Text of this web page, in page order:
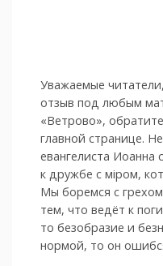
Уважаемые
отзыв под любым
«Ветрово»,
главной странице.
евангелиста Иоанна
к дружбе с мiром,
Мы боремся с
тем, что ведёт к
то безобразие и
нормой, то он